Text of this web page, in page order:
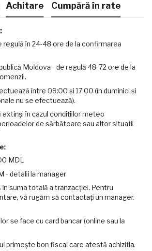
Achitare Cumpără în rate
regulă în 24-48 ore de la confirmarea
Moldova - de regulă 48-72 ore de la
între 09:00 și 17:00 (în duminici și
nu se efectuează).
în cazul condițiilor meteo
de sărbătoare sau altor situații
MDL
- detalii la manager
suma totală a tranzacției. Pentru
vă rugăm să contactați un manager.
se face cu card bancar (online sau la
primește bon fiscal care atestă achiziția.